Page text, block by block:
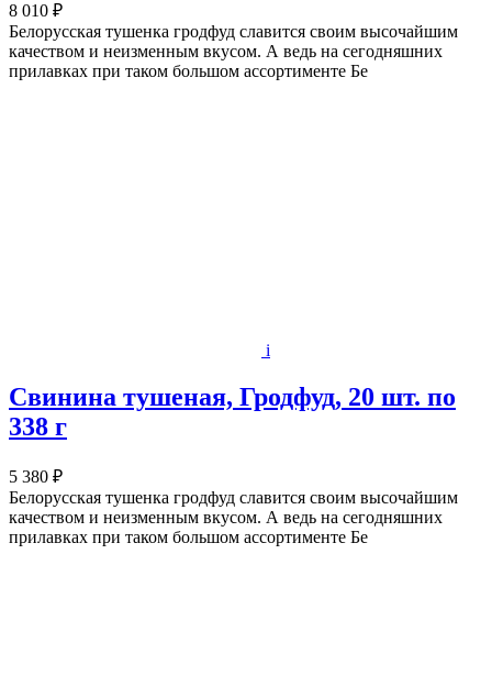
8 010 ₽
Белорусская тушенка гродфуд славится своим высочайшим
качеством и неизменным вкусом. А ведь на сегодняшних
прилавках при таком большом ассортименте Бе
i
Свинина тушеная, Гродфуд, 20 шт. по
338 г
5 380 ₽
Белорусская тушенка гродфуд славится своим высочайшим
качеством и неизменным вкусом. А ведь на сегодняшних
прилавках при таком большом ассортименте Бе